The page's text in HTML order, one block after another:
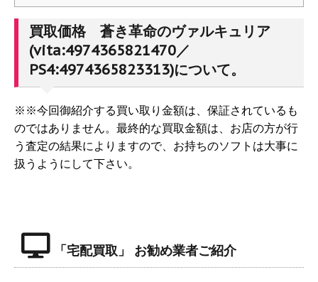
買取価格 蒼き革命のヴァルキュリア
(vita:4974365821470／
PS4:4974365823313)について。
※※今回御紹介する買い取り金額は、保証されているも
のではありません。最終的な買取金額は、お店の方が行
う査定の結果によりますので、お持ちのソフトは大事に
扱うようにして下さい。
「宅配買取」 お勧め業者ご紹介